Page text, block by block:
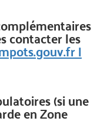
contacter les
|
(si une
en Zone